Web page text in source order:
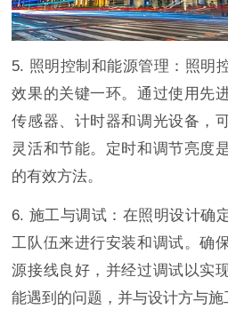
5. 照明控制和能源管理：照明
效果的关键一环。通过使用先
传感器、计时器和调光设备，
灵活和节能。定时和调节亮度
的有效方法。
6. 施工与调试：在照明设计确
工队伍来进行安装和调试。确
源接线良好，并经过调试以实
能遇到的问题，并与设计方与施